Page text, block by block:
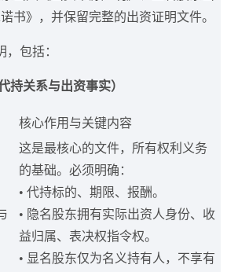
书》，并保留完整的出资证明文件。
包括：
持关系与出资事实）
核心作用与关键内容
这是最核心的文件，所有权利义务
的基础。必须明确：
• 代持标的、期限、报酬。
• 隐名股东拥有实际出资人身份、收
益归属、表决权指令权。
• 显名股东仅为名义持有人，不享有